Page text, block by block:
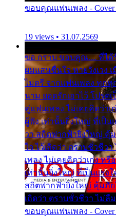
ขอบคุณแฟนเพลง - Cover
19 views • 31.07.2569
ขอ กราบ ขอบคุณ.... ที่ได้
ผมแสนชื่นใจ หายวังเวง
ไมตรี จากแฟนเพลง ทุก
นาม ยอดรักเอาไว้ โปรด
คู่แฟนเพลง ไม่เคยคิดว่า
ผู้ฟัง เท่านั้นยิ่งใหญ่ ที่เป็น
วา สถิตฟากฟ้ายิ่งใหญ่ คุ้
ใจ ไว้เถิดว่า ตราบชั่วชีว
เพลง ไม่เคยคิดว่าเก่ง ห
เท่านั้นยิ่งใหญ่ ที่เป็นแรง
สถิตฟากฟ้ายิ่งใหญ่ คุ้มภัย
เถิดว่า ตราบชั่วชีวา ไม่ลื
ขอบคุณแฟนเพลง - Cover